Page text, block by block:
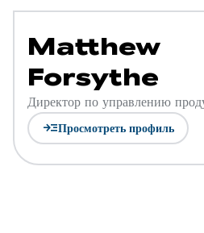
Matthew
Forsythe
Директор по управлению
read_moreПросмотреть профиль